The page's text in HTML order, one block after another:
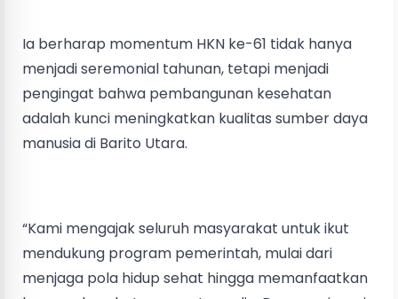
Ia berharap momentum HKN ke-61 tidak hanya
menjadi seremonial tahunan, tetapi menjadi
pengingat bahwa pembangunan kesehatan
adalah kunci meningkatkan kualitas sumber daya
manusia di Barito Utara.
“Kami mengajak seluruh masyarakat untuk ikut
mendukung program pemerintah, mulai dari
menjaga pola hidup sehat hingga memanfaatkan